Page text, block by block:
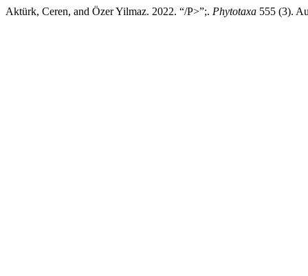
Aktürk, Ceren, and Özer Yilmaz. 2022. “/P>”;. Phytotaxa 555 (3).